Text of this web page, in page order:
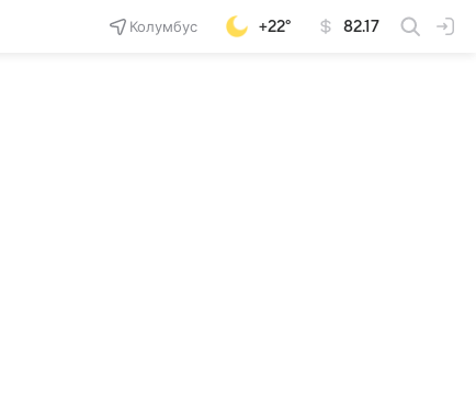
Колумбус +22° 82.17